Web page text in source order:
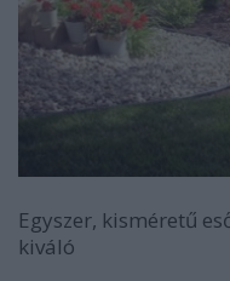
Egyszer, kisméretű
kiváló